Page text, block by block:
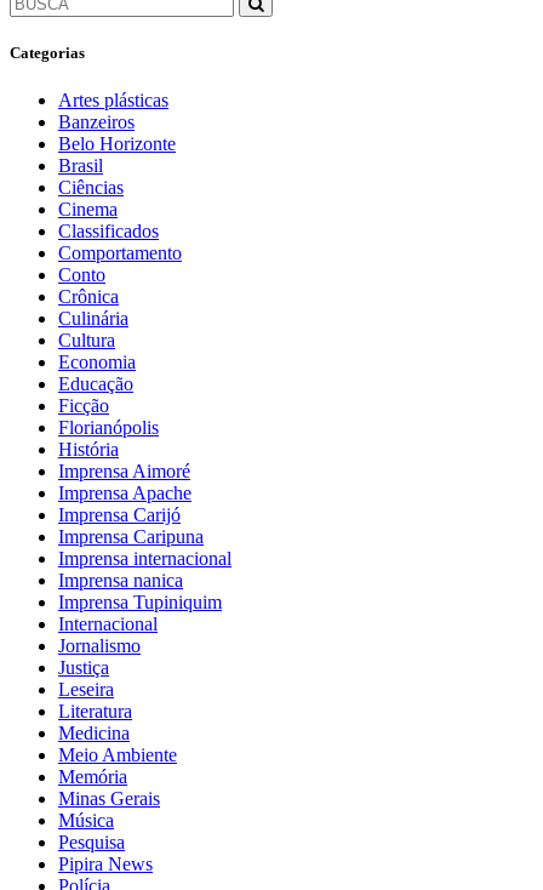
Categorias
Artes plásticas
Banzeiros
Belo Horizonte
Brasil
Ciências
Cinema
Classificados
Comportamento
Conto
Crônica
Culinária
Cultura
Economia
Educação
Ficção
Florianópolis
História
Imprensa Aimoré
Imprensa Apache
Imprensa Carijó
Imprensa Caripuna
Imprensa internacional
Imprensa nanica
Imprensa Tupiniquim
Internacional
Jornalismo
Justiça
Leseira
Literatura
Medicina
Meio Ambiente
Memória
Minas Gerais
Música
Pesquisa
Pipira News